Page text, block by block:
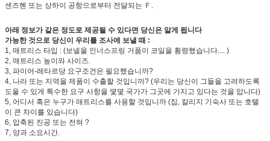
센즈헨 또는 상하이 공항으로부터 전달되는 Ｆ.
아래 정보가 같은 정도로 제공될 수 있다면 당신은 알게 됩니다
가능한 것으로 당신이 우리를 조사에 보낼 때 :
1, 매트리스 타입 : (보넬을 인너스프링 거품이 코일을 횡령했습니다.... )
2, 매트리스 높이와 사이즈.
3, 파이어-레타르당 요구조건은 필요했습니까?
4, 나라 또는 지역을 제품이 수출할 것입니까? (우리는 당신이 그들을 고려하도록
도울 수 있게 특수한 요구 사항을 몇몇 국가가 그곳에 가지고 있다는 것을 압니다)
5, 어디서 혹은 누구가 매트리스를 사용할 것입니까 (집, 칼리지 기숙사 또는 호텔
이 큰 차이를 있습니다)
6, 압축된 진공 또는 전혀 ?
7, 양과 소요시간.